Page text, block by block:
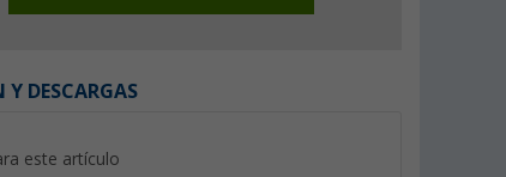
DESCARGAS
este artículo